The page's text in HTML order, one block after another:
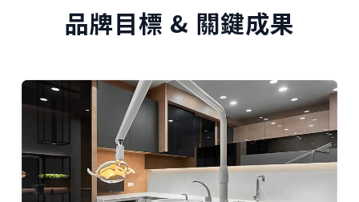
品牌目標 & 關鍵成果